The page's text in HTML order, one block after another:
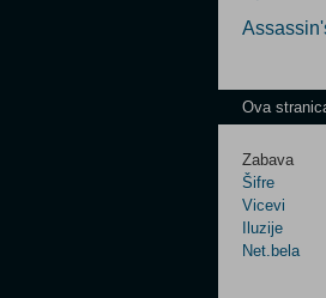
Ova
Zabava
Šifre
Vicevi
Iluzije
Net.bela